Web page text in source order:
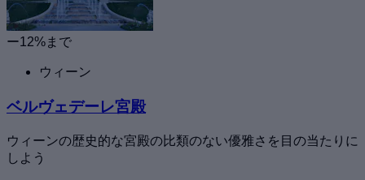
ー12%まで
ウィーン
ベルヴェデーレ宮殿
ウィーンの歴史的な宮殿の比類のない優雅さを目の当たりに
しよう